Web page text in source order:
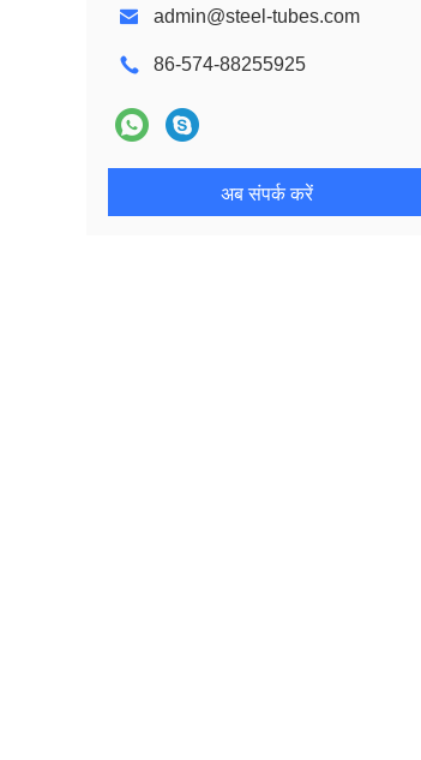
admin@steel-tubes.com
86-574-88255925
अब संपर्क करें